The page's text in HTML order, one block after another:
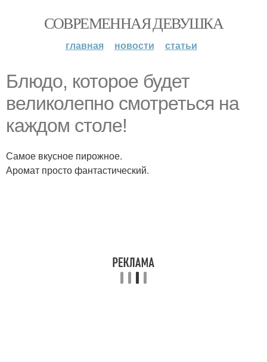
СОВРЕМЕННАЯ ДЕВУШКА
главная новости статьи
Блюдо, которое будет
великолепно смотреться на
каждом столе!
Самое вкусное пирожное.
Аромат просто фантастический.